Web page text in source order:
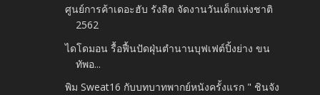
ศูนย์การค้าเดอะฮับ รังสิต จัดงานวันเด็กแห่งชาติ
2562
ไดโดมอน รื้อฟื้นปัดฝุ่นตำนานบุฟเฟต์ปิ้งย่าง ขน
ทัพอ...
พิม Sweat16 กับบทบาทพากย์หนังครั้งแรก " ชินจัง